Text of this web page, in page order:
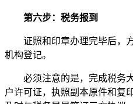
第六步：税务报到
证照和印章办理完毕后，方
机构登记。
必须注意的是，完成税务大
户许可证，执照副本原件和复